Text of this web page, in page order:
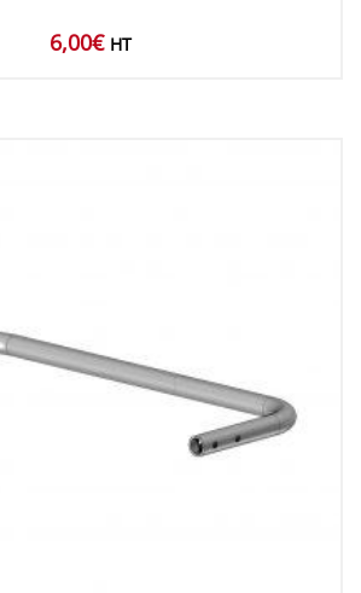
6,00€ HT